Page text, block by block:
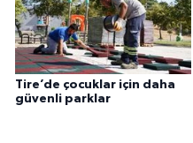
Tire’de çocuklar için daha
güvenli parklar